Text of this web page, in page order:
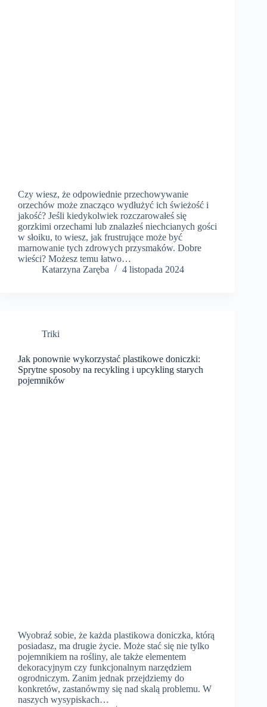
Czy wiesz, że odpowiednie przechowywanie
orzechów może znacząco wydłużyć ich świeżość i
jakość? Jeśli kiedykolwiek rozczarowałeś się
gorzkimi orzechami lub znalazłeś niechcianych gości
w słoiku, to wiesz, jak frustrujące może być
marnowanie tych zdrowych przysmaków. Dobre
wieści? Możesz temu łatwo…
Katarzyna Zaręba
4 listopada 2024
Triki
Jak ponownie wykorzystać plastikowe doniczki:
Sprytne sposoby na recykling i upcykling starych
pojemników
Wyobraź sobie, że każda plastikowa doniczka, którą
posiadasz, ma drugie życie. Może stać się nie tylko
pojemnikiem na rośliny, ale także elementem
dekoracyjnym czy funkcjonalnym narzędziem
ogrodniczym. Zanim jednak przejdziemy do
konkretów, zastanówmy się nad skalą problemu. W
naszych wysypiskach…